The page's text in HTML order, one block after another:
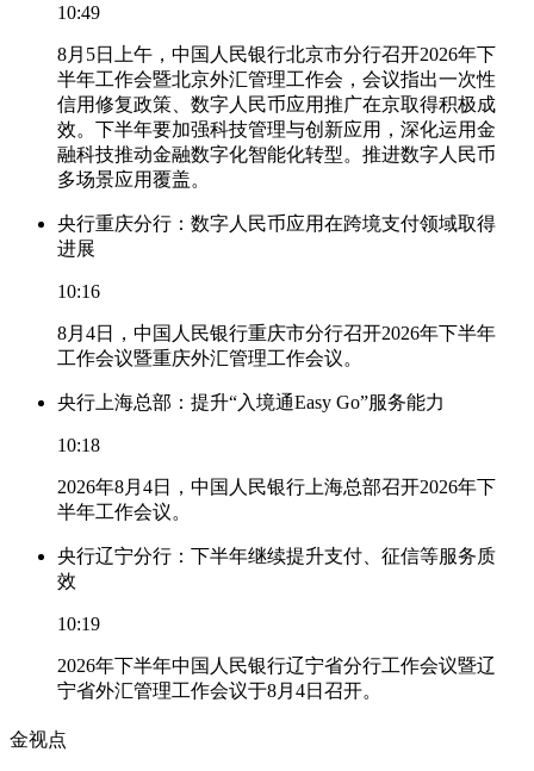
10:49
8月5日上午，中国人民银行北京市分行召开2026年下
半年工作会暨北京外汇管理工作会，会议指出一次性
信用修复政策、数字人民币应用推广在京取得积极成
效。下半年要加强科技管理与创新应用，深化运用金
融科技推动金融数字化智能化转型。推进数字人民币
多场景应用覆盖。
央行重庆分行：数字人民币应用在跨境支付领域取得
进展
10:16
8月4日，中国人民银行重庆市分行召开2026年下半年
工作会议暨重庆外汇管理工作会议。
央行上海总部：提升“入境通Easy Go”服务能力
10:18
2026年8月4日，中国人民银行上海总部召开2026年下
半年工作会议。
央行辽宁分行：下半年继续提升支付、征信等服务质
效
10:19
2026年下半年中国人民银行辽宁省分行工作会议暨辽
宁省外汇管理工作会议于8月4日召开。
金视点